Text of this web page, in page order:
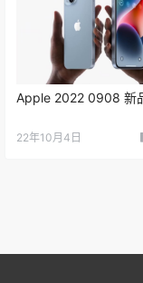
Apple 2022 0908 新
22年10月4日